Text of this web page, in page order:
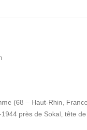
(68 – Haut-Rhin,
près de Sokal, tête